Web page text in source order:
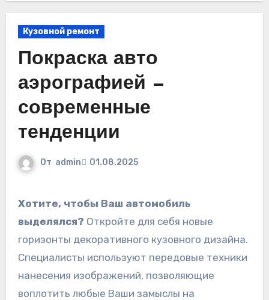
Кузовной ремонт
Покраска авто
аэрографией —
современные
тенденции
От admin 01.08.2025
Хотите, чтобы Ваш автомобиль
выделялся? Откройте для себя новые
горизонты декоративного кузовного дизайна.
Специалисты используют передовые техники
нанесения изображений, позволяющие
воплотить любые Ваши замыслы на